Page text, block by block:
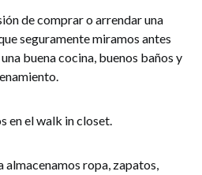
de comprar o arrendar una
seguramente miramos antes
buena cocina, buenos baños y
en el walk in closet.
ropa, zapatos,